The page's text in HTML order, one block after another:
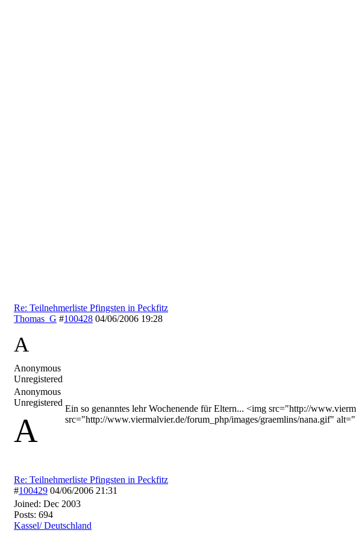
Re: Teilnehmerliste Pfingsten in Peckfitz
Thomas_G #100428 04/06/2006 19:28
A
Anonymous
Unregistered
Anonymous
Unregistered
A
Ein so genanntes lehr Wochenende für Eltern... <img src="http://
src="http://www.viermalvier.de/forum_php/images/graemlins/nana.gif"
Re: Teilnehmerliste Pfingsten in Peckfitz
#100429 04/06/2006 21:31
Joined: Dec 2003
Posts: 694
Kassel/ Deutschland